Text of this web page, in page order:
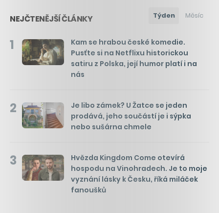
NEJČTENĚJŠÍ ČLÁNKY Týden Měsíc
1
Kam se hrabou české komedie.
Pusťte si na Netflixu historickou
satiru z Polska, její humor platí i na
nás
2
Je libo zámek? U Žatce se jeden
prodává, jeho součástí je i sýpka
nebo sušárna chmele
3
Hvězda Kingdom Come otevírá
hospodu na Vinohradech. Je to moje
vyznání lásky k Česku, říká miláček
fanoušků